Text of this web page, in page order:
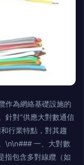
作為網絡基礎設施的
針對“供應大對數通信
行業特點，對其趨
\n\n### 一、大對數
指包含多對線纜（如